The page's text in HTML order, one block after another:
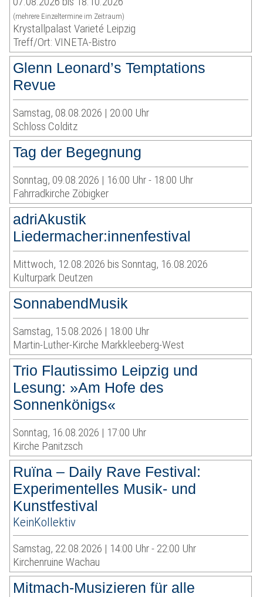
(mehrere Einzeltermine im Zeitraum)
Krystallpalast Varieté Leipzig
Treff/Ort: VINETA-Bistro
Glenn Leonard’s Temptations
Revue
Samstag, 08.08.2026 | 20:00 Uhr
Schloss Colditz
Tag der Begegnung
Sonntag, 09.08.2026 | 16:00 Uhr - 18:00 Uhr
Fahrradkirche Zöbigker
adriAkustik
Liedermacher:innenfestival
Mittwoch, 12.08.2026 bis Sonntag, 16.08.2026
Kulturpark Deutzen
SonnabendMusik
Samstag, 15.08.2026 | 18:00 Uhr
Martin-Luther-Kirche Markkleeberg-West
Trio Flautissimo Leipzig und
Lesung: »Am Hofe des
Sonnenkönigs«
Sonntag, 16.08.2026 | 17:00 Uhr
Kirche Panitzsch
Ruïna – Daily Rave Festival:
Experimentelles Musik- und
Kunstfestival
KeinKollektiv
Samstag, 22.08.2026 | 14:00 Uhr - 22:00 Uhr
Kirchenruine Wachau
Mitmach-Musizieren für alle